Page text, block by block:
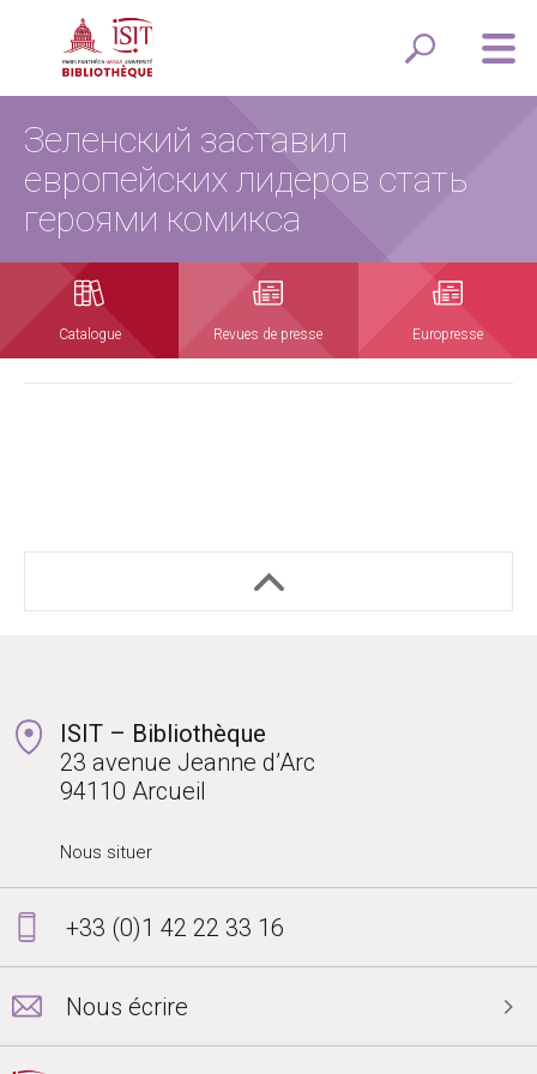
Зеленский заставил
европейских лидеров стать
героями комикса
Catalogue Revues de presse Europresse
ISIT – Bibliothèque
23 avenue Jeanne d’Arc
94110 Arcueil
Nous situer
+33 (0)1 42 22 33 16
Nous écrire